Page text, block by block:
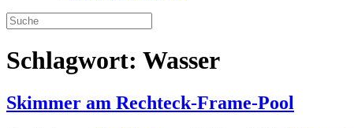
Schlagwort: Wasser
Skimmer am Rechteck-Frame-Pool